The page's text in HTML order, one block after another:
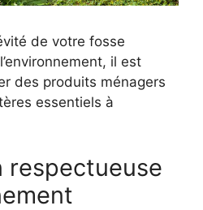
de votre fosse
il est
des produits ménagers
essentiels à
respectueuse